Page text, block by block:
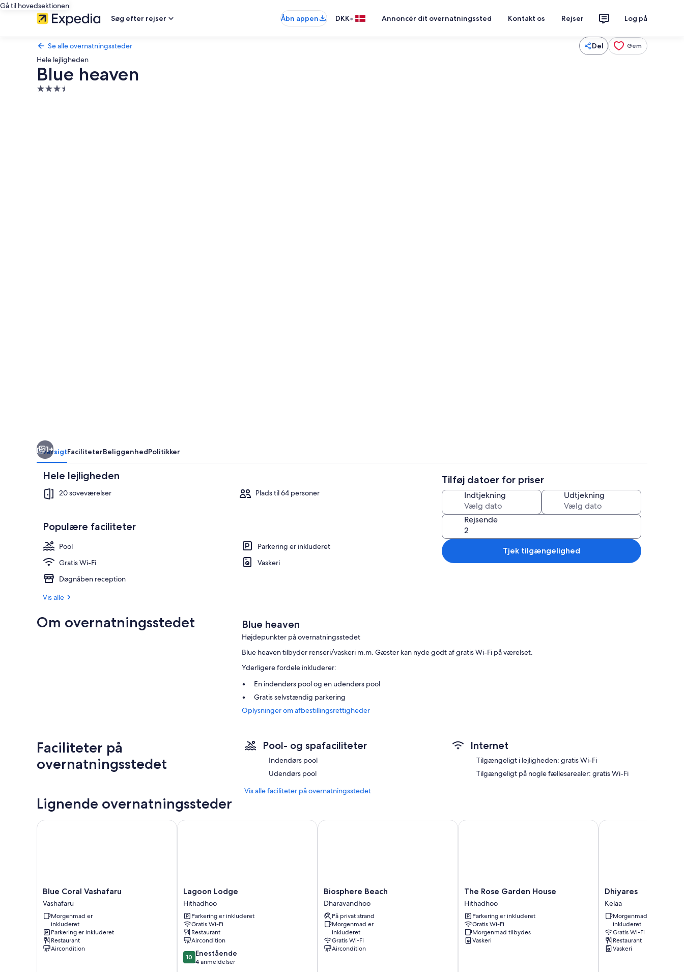
Gå til hovedsektionen
Søg efter rejser
Åbn appen DKK• Annoncér dit overnatningssted Kontakt os Rejser Log på
Se alle overnatningssteder Del Gem
Hele lejligheden
Blue heaven
3.5-
1+
OversigtFaciliteterBeliggenhedPolitikker
Hele lejligheden
20 soveværelser Plads til 64 personer
Populære faciliteter
Pool
Parkering er inkluderet
Gratis Wi-Fi
Vaskeri
Døgnåben reception
Vis alle
Tilføj datoer for priser
Indtjekning Udtjekning
Rejsende
Tjek tilgængelighed
Om overnatningsstedet Blue heaven
Højdepunkter på overnatningsstedet
Blue heaven tilbyder renseri/vaskeri m.m. Gæster kan nyde godt af gratis Wi-Fi på værelset.
Yderligere fordele inkluderer:
En indendørs pool og en udendørs pool
Gratis selvstændig parkering
En døgnåben reception, bagageopbevaring og hjælp med udflugter/billetter
Alle værelser hos Blue heaven inkluderer faciliteter som gratis Wi-Fi og pengeskabe plus lydisolerede værelser og gratis aviser.
Andre faciliteter inkluderer:
Aftenopredning, hjemmesko og lydisolerede værelser
Hjemmesko til børn, adaptere/opladere og telefoner
Oplysninger om afbestillingsrettigheder
Faciliteter på
overnatningsstedet
Pool- og spafaciliteter
Indendørs pool
Udendørs pool
Internet
Tilgængeligt i lejligheden: gratis Wi-Fi
Tilgængeligt på nogle fællesarealer: gratis Wi-Fi
Vis alle faciliteter på overnatningsstedet
Lignende overnatningssteder
Blue
Coral
Vashafaru
Vashafaru
Blue Coral Vashafaru
Vashafaru
Morgenmad er
inkluderet
Parkering er inkluderet
Restaurant
Aircondition
Blue Coral Vashafaru
Lagoon
Lodge
Hithadhoo
Lagoon Lodge
Hithadhoo
Parkering er inkluderet
Gratis Wi-Fi
Restaurant
Aircondition
10.0
ud
10 Enestående
4 anmeldelser
Lagoon Lodge
Biosphere
Beach
Dharavandhoo
Biosphere Beach
Dharavandhoo
På privat strand
Morgenmad er
inkluderet
Gratis Wi-Fi
Aircondition
Biosphere Beach
The
Rose
Garden
House
Hithadhoo
The Rose Garden House
Hithadhoo
Parkering er inkluderet
Gratis Wi-Fi
Morgenmad tilbydes
Vaskeri
The Rose Garden House
Dhiyares
Kelaa
Dhiyares
Kelaa
Morgenmad er
inkluderet
Gratis Wi-Fi
Restaurant
Vaskeri
Dhiyares